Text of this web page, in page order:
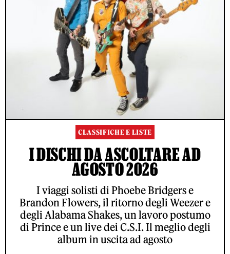
CLASSIFICHE E LISTE
I DISCHI DA ASCOLTARE AD
AGOSTO 2026
I viaggi solisti di Phoebe Bridgers e
Brandon Flowers, il ritorno degli Weezer e
degli Alabama Shakes, un lavoro postumo
di Prince e un live dei C.S.I. Il meglio degli
album in uscita ad agosto